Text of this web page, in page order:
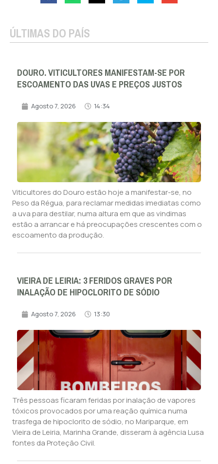
ÚLTIMAS DO PAÍS
DOURO. VITICULTORES MANIFESTAM-SE POR
ESCOAMENTO DAS UVAS E PREÇOS JUSTOS
Agosto 7, 2026 14:34
Viticultores do Douro estão hoje a manifestar-se, no
Peso da Régua, para reclamar medidas imediatas como
a uva para destilar, numa altura em que as vindimas
estão a arrancar e há preocupações crescentes com o
escoamento da produção.
VIEIRA DE LEIRIA: 3 FERIDOS GRAVES POR
INALAÇÃO DE HIPOCLORITO DE SÓDIO
Agosto 7, 2026 13:30
Três pessoas ficaram feridas por inalação de vapores
tóxicos provocados por uma reação química numa
trasfega de hipoclorito de sódio, no Mariparque, em
Vieira de Leiria, Marinha Grande, disseram à agência Lusa
fontes da Proteção Civil.